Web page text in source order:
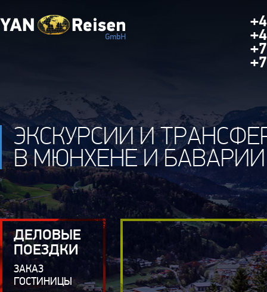
ЭКСКУРСИИ И
В МЮНХЕНЕ И БАВАРИИ
ДЕЛОВЫЕ
ПОЕЗДКИ
ЗАКАЗ
ГОСТИНИЦЫ